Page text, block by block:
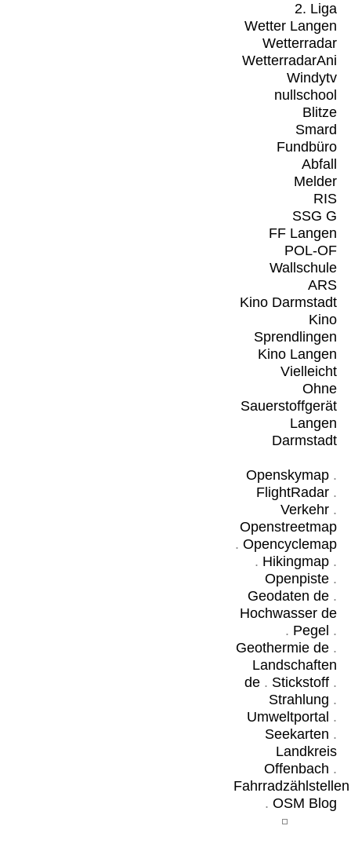
2. Liga
Wetter Langen
Wetterradar
WetterradarAni
Windytv
nullschool
Blitze
Smard
Fundbüro
Abfall
Melder
RIS
SSG G
FF Langen
POL-OF
Wallschule
ARS
Kino Darmstadt
Kino
Sprendlingen
Kino Langen
Vielleicht
Ohne
Sauerstoffgerät
Langen
Darmstadt
Openskymap.
FlightRadar.
Verkehr.
Openstreetmap
. Opencyclemap
. Hikingmap.
Openpiste.
Geodaten de.
Hochwasser de
. Pegel .
Geothermie de.
Landschaften
de. Stickstoff.
Strahlung .
Umweltportal .
Seekarten .
Landkreis
Offenbach .
Fahrradzählstellen
. OSM Blog